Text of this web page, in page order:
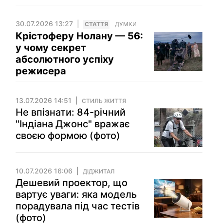
30.07.2026 13:27 СТАТТЯ ДУМКИ
Крістоферу Нолану — 56:
у чому секрет
абсолютного успіху
режисера
13.07.2026 14:51 СТИЛЬ ЖИТТЯ
Не впізнати: 84-річний
"Індіана Джонс" вражає
своєю формою (фото)
10.07.2026 16:06 ДІДЖИТАЛ
Дешевий проектор, що
вартує уваги: яка модель
порадувала під час тестів
(фото)